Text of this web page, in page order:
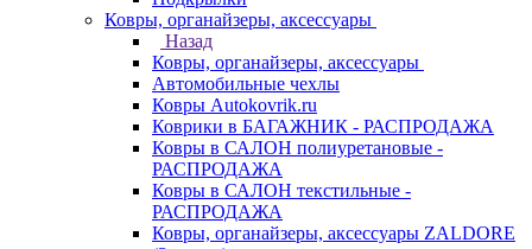
Ковры, органайзеры, аксессуары
Назад
Ковры, органайзеры, аксессуары
Автомобильные чехлы
Ковры Autokovrik.ru
Коврики в БАГАЖНИК - РАСПРОДАЖА
Ковры в САЛОН полиуретановые -
РАСПРОДАЖА
Ковры в САЛОН текстильные -
РАСПРОДАЖА
Ковры, органайзеры, аксессуары ZALDORE